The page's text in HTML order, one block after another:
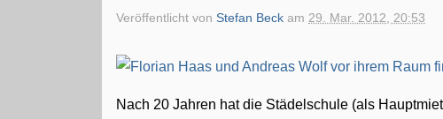
Veröffentlicht vonStefan Beck am 29. Mar. 2012, 20:53
Nach 20 Jahren hat die Städelschule (als